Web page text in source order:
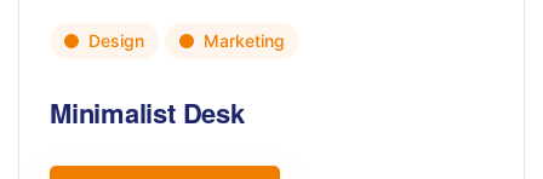
Design Marketing
Minimalist Desk